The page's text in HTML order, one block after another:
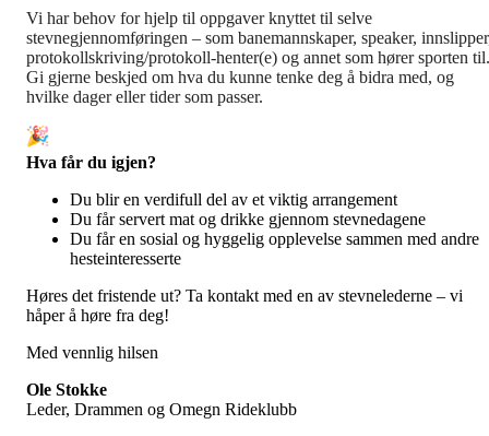
Vi har behov for hjelp til oppgaver knyttet til selve
stevnegjennomføringen – som banemannskaper, speaker,
protokollskriving/protokoll-henter(e) og annet som hører sporten til.
Gi gjerne beskjed om hva du kunne tenke deg å bidra med, og
hvilke dager eller tider som passer.
Hva får du igjen?
Du blir en verdifull del av et viktig arrangement
Du får servert mat og drikke gjennom stevnedagene
Du får en sosial og hyggelig opplevelse sammen med andre
hesteinteresserte
Høres det fristende ut? Ta kontakt med en av stevnelederne – vi
håper å høre fra deg!
Med vennlig hilsen
Ole Stokke
Leder, Drammen og Omegn Rideklubb